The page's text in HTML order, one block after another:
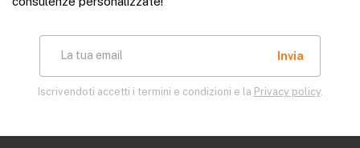
La tua email
Iscrivendoti accetti i termini e condizioni e la Privacy policy.